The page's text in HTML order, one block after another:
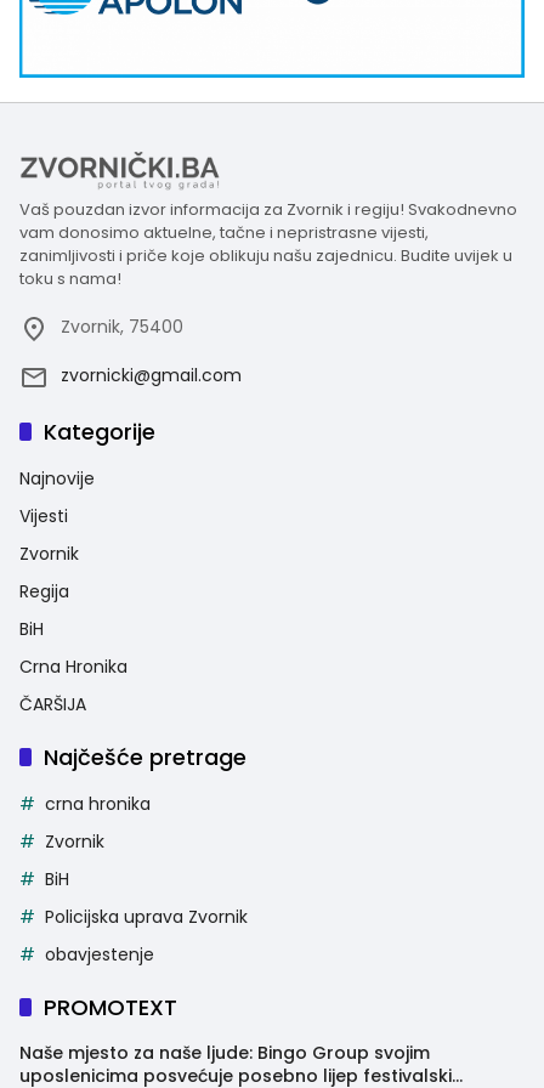
Vaš pouzdan izvor informacija za Zvornik i regiju! Svakodnevno
vam donosimo aktuelne, tačne i nepristrasne vijesti,
zanimljivosti i priče koje oblikuju našu zajednicu. Budite uvijek u
toku s nama!
Zvornik, 75400
zvornicki@gmail.com
Kategorije
Najnovije
Vijesti
Zvornik
Regija
BiH
Crna Hronika
ČARŠIJA
Najčešće pretrage
crna hronika
Zvornik
BiH
Policijska uprava Zvornik
obavjestenje
PROMOTEXT
Naše mjesto za naše ljude: Bingo Group svojim
uposlenicima posvećuje posebno lijep festivalski